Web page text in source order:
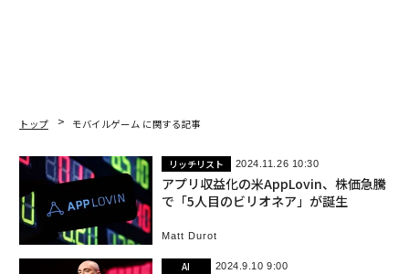
トップ モバイルゲーム に関する記事
リッチリスト 2024.11.26 10:30
アプリ収益化の米AppLovin、株価急騰
で「5人目のビリオネア」が誕生
Matt Durot
AI 2024.9.10 9:00